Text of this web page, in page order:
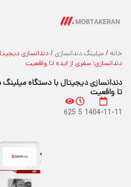
خانه / میلینگ دندانسازی / دندانسازی
دندانسازی؛ سفری از ایده تا واقعیت
دندانسازی دیجیتال با دستگاه میلینگ
تا واقعیت
1404-11-11
5
625